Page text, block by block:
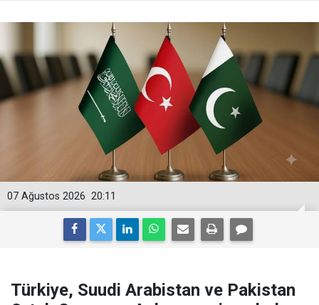
20:11
07 Ağustos 2026
Türkiye, Suudi Arabistan ve Pakistan